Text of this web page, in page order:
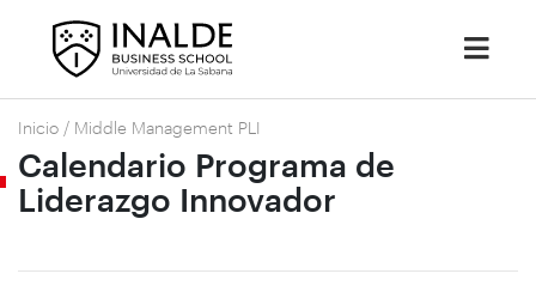
Inicio / Middle Management PLI
Calendario Programa de
Liderazgo Innovador